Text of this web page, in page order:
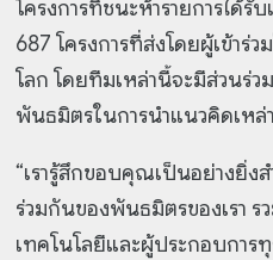
โครงการที่ชนะห้ารายการได้รั
687 โครงการที่ส่งโดยผู้เข้าร่
โลก โดยทีมเหล่านี้จะมีส่วนร่ว
พันธมิตรในการนำแนวคิดเหล่
“เรารู้สึกขอบคุณเป็นอย่างยิ่ง
ร่วมกันของพันธมิตรของเรา ร
เทคโนโลยีและผู้ประกอบกา